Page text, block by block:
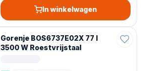
In winkelwagen
Gorenje BOS6737E02X 77 l
3500 W Roestvrijstaal